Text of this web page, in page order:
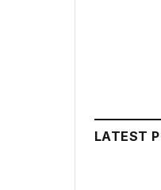
LATEST